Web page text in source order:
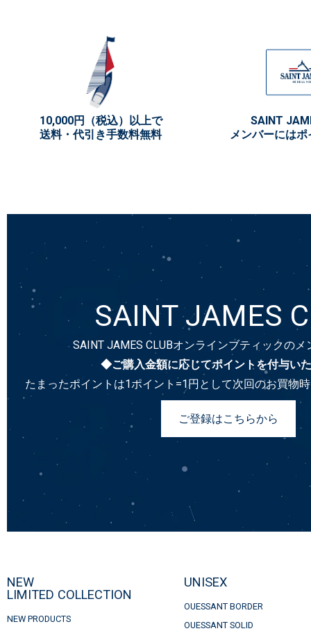
10,000円（税込）以上で
送料・代引き手数料無料
SAINT
メンバーには
SAINT JAMES
SAINT JAMES CLUBオンラインブティックの
◆ご購入金額に応じてポイントを付与い
たまったポイントは1ポイント=1円として次回のお買物
ご登録はこちらから
NEW
LIMITED COLLECTION
NEW PRODUCTS
UNISEX
OUESSANT BORDER
OUESSANT SOLID